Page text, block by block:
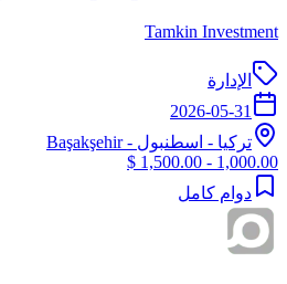
Tamkin Investment
الإدارة
2026-05-31
تركيا - اسطنبول - Başakşehir
1,000.00 - 1,500.00 $
دوام كامل